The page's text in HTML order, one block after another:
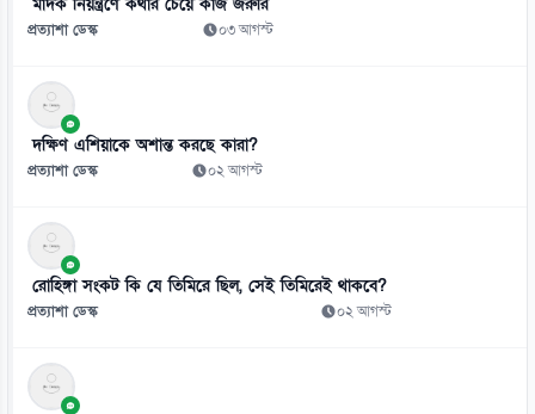
প্রত্যাশা ডেস্ক ০৩ আগস্ট
দক্ষিণ এশিয়াকে অশান্ত করছে কারা?
প্রত্যাশা ডেস্ক ০২ আগস্ট
রোহিঙ্গা সংকট কি যে তিমিরে ছিল, সেই তিমিরেই থাকবে?
প্রত্যাশা ডেস্ক ০২ আগস্ট